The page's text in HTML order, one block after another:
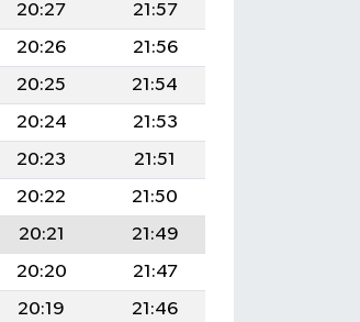
20:27
21:57
20:26
21:56
20:25
21:54
20:24
21:53
20:23
21:51
20:22
21:50
20:21
21:49
20:20
21:47
20:19
21:46